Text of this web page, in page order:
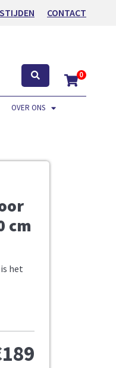
CONTACT
0
OVER ONS
cm
het
189